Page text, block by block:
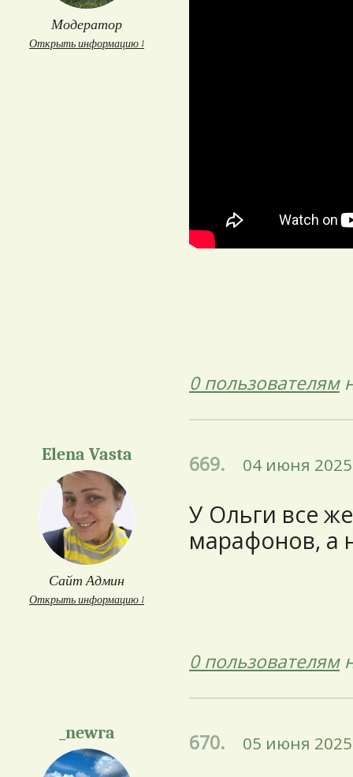
Модератор
Открыть информацию ↓
0 пользователям
Elena Vasta
Сайт Админ
Открыть информацию ↓
669. 04 июня
У Ольги все
марафонов, а
0 пользователям
_newra 670. 05 июня